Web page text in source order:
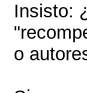
Insisto:
o